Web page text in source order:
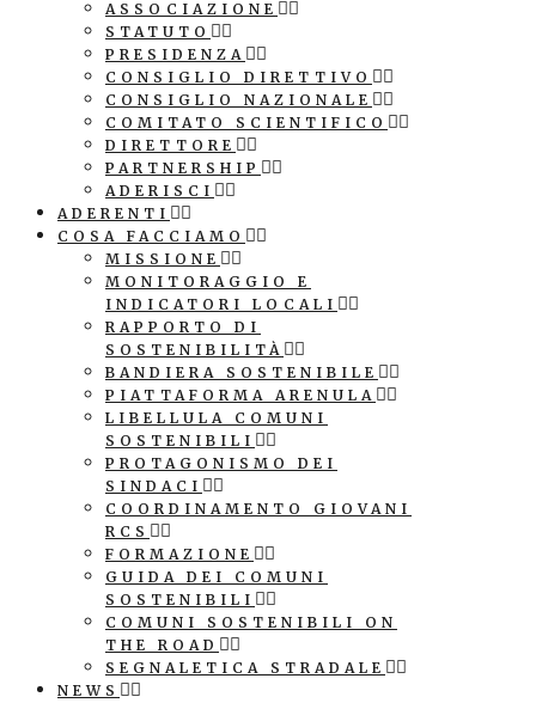
ASSOCIAZIONE
STATUTO
PRESIDENZA
CONSIGLIO DIRETTIVO
CONSIGLIO NAZIONALE
COMITATO SCIENTIFICO
DIRETTORE
PARTNERSHIP
ADERISCI
ADERENTI
COSA FACCIAMO
MISSIONE
MONITORAGGIO E
INDICATORI LOCALI
RAPPORTO DI
SOSTENIBILITÀ
BANDIERA SOSTENIBILE
PIATTAFORMA ARENULA
LIBELLULA COMUNI
SOSTENIBILI
PROTAGONISMO DEI
SINDACI
COORDINAMENTO GIOVANI
RCS
FORMAZIONE
GUIDA DEI COMUNI
SOSTENIBILI
COMUNI SOSTENIBILI ON
THE ROAD
SEGNALETICA STRADALE
NEWS